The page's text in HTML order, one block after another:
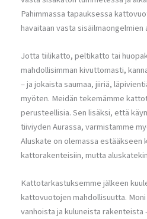
Pahimmassa tapauksessa
havaitaan vasta sisäilmaongelmien
Jotta tiilikatto, peltikatto tai
mahdollisimman kivuttomasti,
– ja jokaista saumaa, jiiriä,
myöten. Meidän tekemämme
perusteellisia. Sen lisäksi, että
tiiviyden Aurassa, varmistamme
Aluskate on olemassa estääkseen
kattorakenteisiin, mutta
Kattotarkastuksemme jälkeen
kattovuotojen mahdollisuutta.
vanhoista ja kuluneista rakenteista